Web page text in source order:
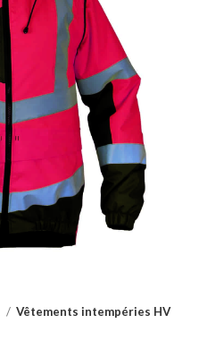
Vêtements intempéries HV